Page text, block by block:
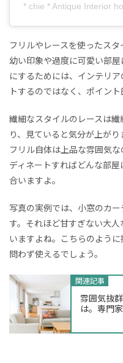
* chie * Antique Interior
フリルやレースを使ったス
幼い印象や過度に可愛い部
にするためには、インテリ
トするのではなく、ポイン
繊細なスタイルのレースは
り、見ていると気分が上が
フリル自体は上品な雰囲気
ディネートすればどんな部
合いますよ。
写真の実例では、小窓のカ
す。それほど甘すぎない大
いますよね。こちらのよう
問わず使えるでしょう。
関連記事
雰囲気抜
は。専門